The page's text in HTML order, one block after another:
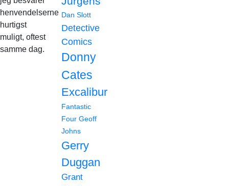
henvendelserne
hurtigst
muligt, oftest
samme dag.
Dan Slott
Detective
Comics
Donny
Cates
Excalibur
Fantastic
Four Geoff
Johns
Gerry
Duggan
Grant